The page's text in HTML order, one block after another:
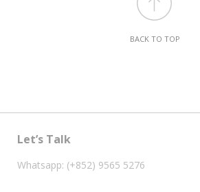
BACK TO TOP
Let’s Talk
Whatsapp: (+852) 9565 5276